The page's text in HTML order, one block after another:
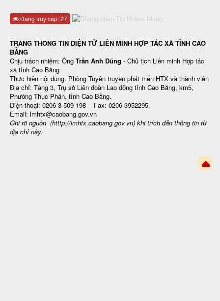
Đang truy cập: 27
TRANG THÔNG TIN ĐIỆN TỬ LIÊN MINH HỢP TÁC XÃ TỈNH CAO
BẰNG
Chịu trách nhiệm: Ông Trần Anh Dũng - Chủ tịch Liên minh Hợp tác
xã tỉnh Cao Bằng
Thực hiện nội dung: Phòng Tuyên truyền phát triển HTX và thành viên
Địa chỉ: Tầng 3, Trụ sở Liên đoàn Lao động tỉnh Cao Bằng, km5,
Phường Thục Phán, tỉnh Cao Bằng.
Điện thoại: 0206 3 509 198 - Fax: 0206 3952295.
Email: lmhtx@caobang.gov.vn
Ghi rõ nguồn (htttp://lmhtx.caobang.gov.vn) khi trích dẫn thông tin từ
địa chỉ này.